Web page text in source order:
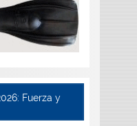
Fuerza y